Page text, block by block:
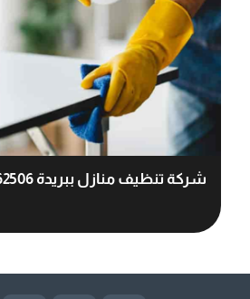
شركة تنظيف منازل ببريدة 0503162506